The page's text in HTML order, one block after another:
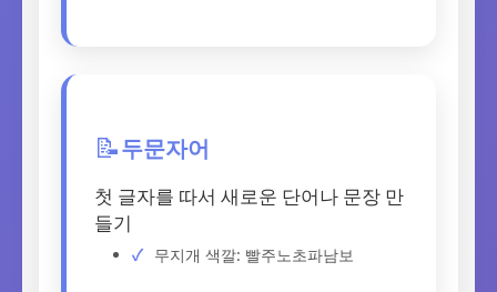
📝두문자어
첫 글자를 따서 새로운 단어나 문장 만
들기
무지개 색깔: 빨주노초파남보